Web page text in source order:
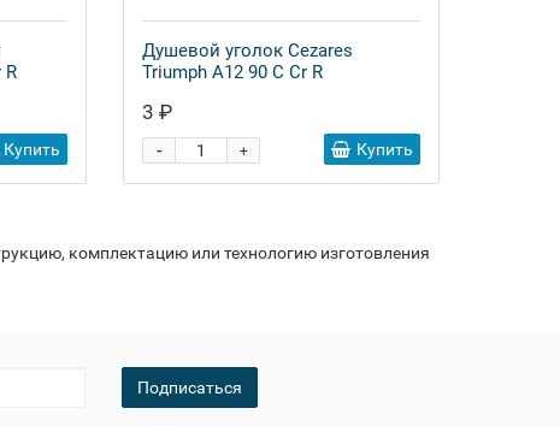
R
Купить
Душевой уголок Cezares
Triumph A12 90 C Cr R
3 ₽
+
- Купить
комплектацию или технологию изготовления
Подписаться